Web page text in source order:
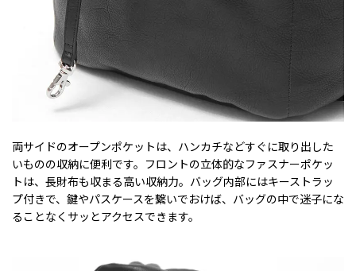
両サイドのオープンポケットは、ハンカチなどすぐに取り出した
いものの収納に便利です。フロントの立体的なファスナーポケッ
トは、長財布も収まる高い収納力。バッグ内部にはキーストラッ
プ付きで、鍵やパスケースを繋いでおけば、バッグの中で迷子にな
ることなくサッとアクセスできます。